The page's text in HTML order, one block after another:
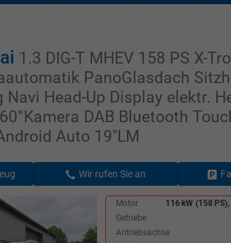
1.3 DIG-T MHEV 158 PS X-
PanoGlasdach
Navi Head-Up Display elektr.
DAB Bluetooth
Auto 19"LM
Wir rufen Sie an
Motor
116 kW (158
Getriebe
Antriebsachse